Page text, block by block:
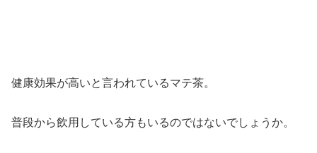
健康効果が高いと言われているマテ茶。
普段から飲用している方もいるのではないでしょうか。